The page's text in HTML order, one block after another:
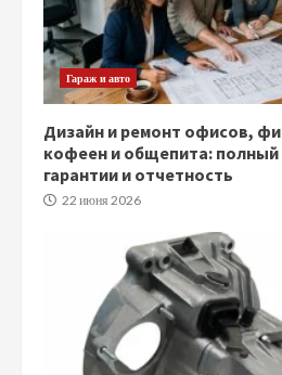
Гараж и авто
Дизайн и ремонт офисов,
кофеен и общепита: полный
гарантии и отчетность
22 июня 2026